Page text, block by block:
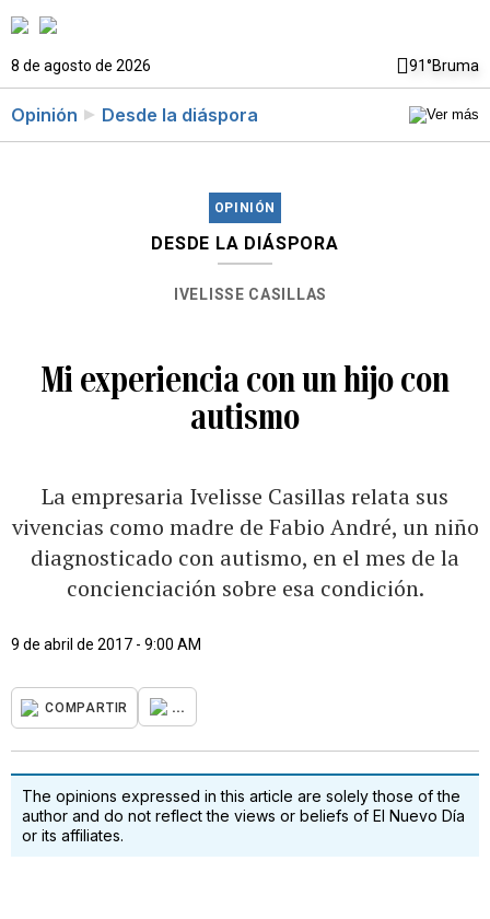
8 de agosto de 2026 91°Bruma
Opinión Desde la diáspora
OPINIÓN
DESDE LA DIÁSPORA
IVELISSE CASILLAS
Mi experiencia con un hijo con
autismo
La empresaria Ivelisse Casillas relata sus
vivencias como madre de Fabio André, un niño
diagnosticado con autismo, en el mes de la
concienciación sobre esa condición.
9 de abril de 2017 - 9:00 AM
COMPARTIR ...
The opinions expressed in this article are solely those of the
author and do not reflect the views or beliefs of El Nuevo Día
or its affiliates.